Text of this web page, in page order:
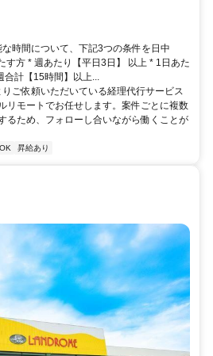
大歓迎♪
時間について、下記3つの条件を日中
す方 * 週あたり【平日3日】 以上 * 1日あた
合計【15時間】以上...
ご依頼いただいている経理代行サービス
リモートでお任せします。案件ごとに複数
るため、フォローし合いながら働くことが
昇給あり